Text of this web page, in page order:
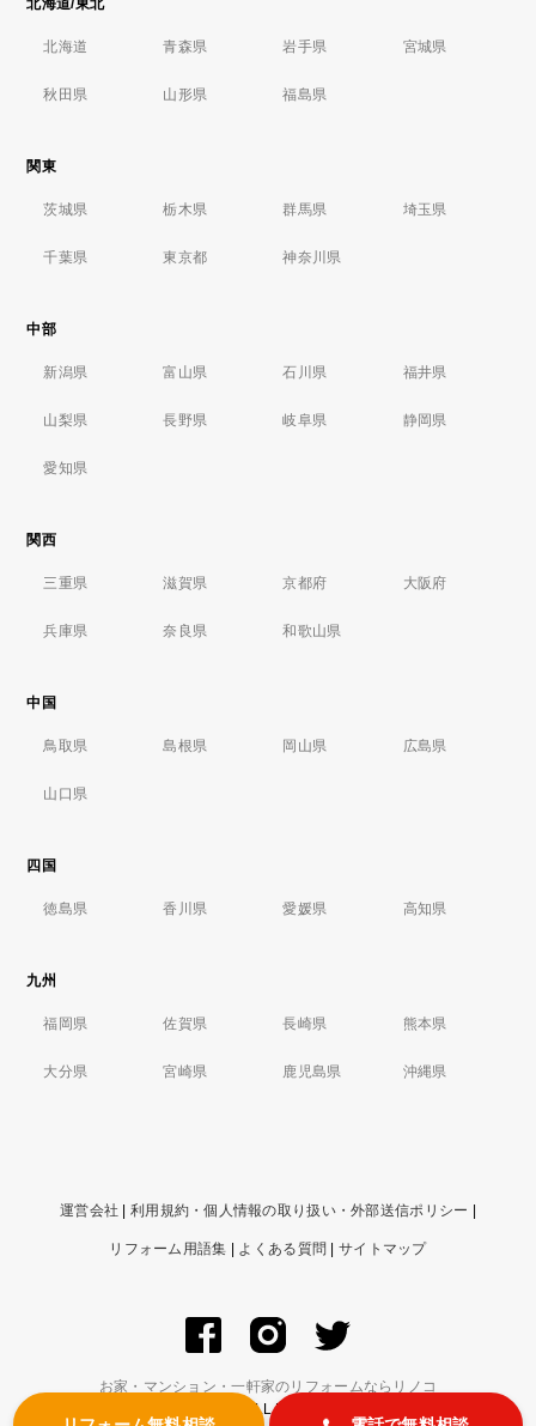
北海道/東北
北海道 青森県 岩手県 宮城県
秋田県 山形県 福島県
関東
茨城県 栃木県 群馬県 埼玉県
千葉県 東京都 神奈川県
中部
新潟県 富山県 石川県 福井県
山梨県 長野県 岐阜県 静岡県
愛知県
関西
三重県 滋賀県 京都府 大阪府
兵庫県 奈良県 和歌山県
中国
鳥取県 島根県 岡山県 広島県
山口県
四国
徳島県 香川県 愛媛県 高知県
九州
福岡県 佐賀県 長崎県 熊本県
大分県 宮崎県 鹿児島県 沖縄県
運営会社 利用規約・個人情報の取り扱い・外部送信ポリシー
リフォーム用語集 よくある質問 サイトマップ
お家・マンション・一軒家のリフォームならリノコ
© ZIGExN Co., Ltd. ALL RIGHTS RESERVED.